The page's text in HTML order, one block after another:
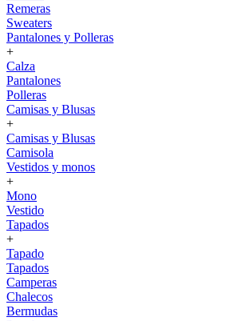
Remeras
Sweaters
Pantalones y Polleras
+
Calza
Pantalones
Polleras
Camisas y Blusas
+
Camisas y Blusas
Camisola
Vestidos y monos
+
Mono
Vestido
Tapados
+
Tapado
Tapados
Camperas
Chalecos
Bermudas